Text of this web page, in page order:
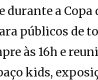
a Copa
públicos de
às 16h e
kids,